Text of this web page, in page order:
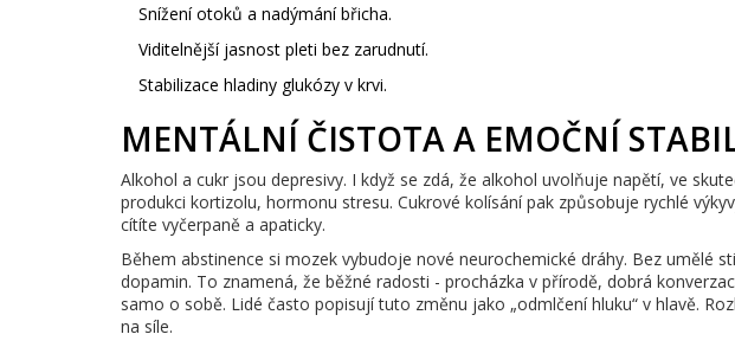
Snížení otoků a nadýmání břicha.
Viditelnější jasnost pleti bez zarudnutí.
Stabilizace hladiny glukózy v krvi.
MENTÁLNÍ ČISTOTA A EMOČNÍ
Alkohol a cukr jsou depresivy. I když se zdá, že alkohol uvolňuje napětí, ve
produkci kortizolu, hormonu stresu. Cukrové kolísání pak způsobuje rychlé
cítíte vyčerpaně a apaticky.
Během abstinence si mozek vybudoje nové neurochemické dráhy. Bez umělé
dopamin. To znamená, že běžné radosti - procházka v přírodě, dobrá
samo o sobě. Lidé často popisují tuto změnu jako „odmlčení hluku“ v hlavě.
na síle.